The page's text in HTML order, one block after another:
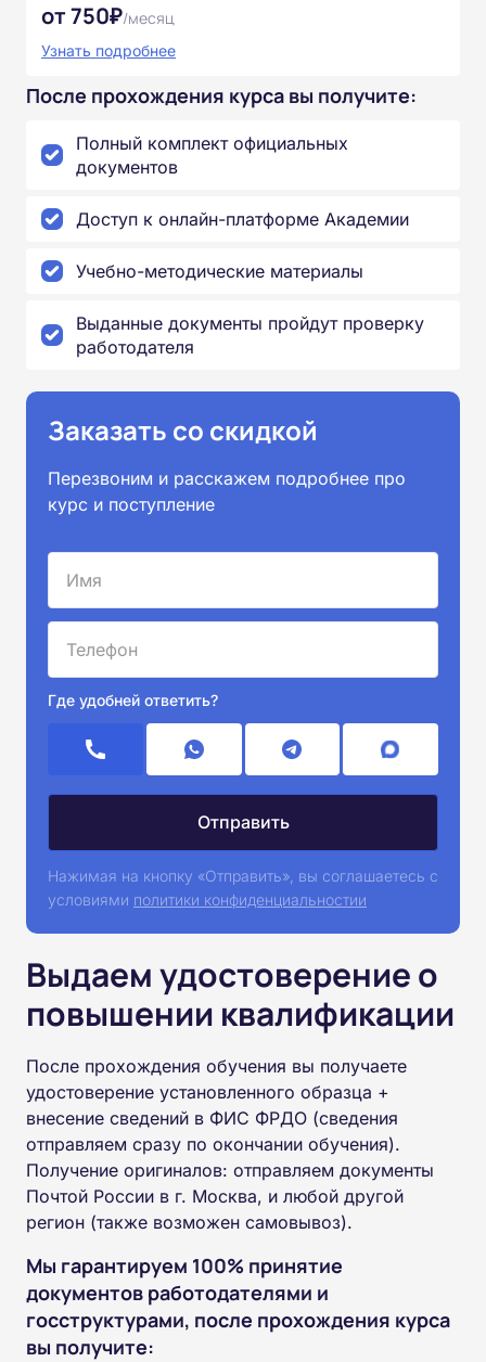
от 750₽/месяц
Узнать подробнее
После прохождения курса вы получите:
Полный комплект официальных
документов
Доступ к онлайн-платформе Академии
Учебно-методические материалы
Выданные документы пройдут проверку
работодателя
Заказать со скидкой
Перезвоним и расскажем подробнее про
курс и поступление
Где удобней ответить?
Нажимая на кнопку «Отправить», вы соглашаетесь с
условиями политики конфиденциальностии
Выдаем удостоверение о
повышении квалификации
После прохождения обучения вы получаете
удостоверение установленного образца +
внесение сведений в ФИС ФРДО (сведения
отправляем сразу по окончании обучения).
Получение оригиналов: отправляем документы
Почтой России в г. Москва, и любой другой
регион (также возможен самовывоз).
Мы гарантируем 100% принятие
документов работодателями и
госструктурами, после прохождения курса
вы получите: